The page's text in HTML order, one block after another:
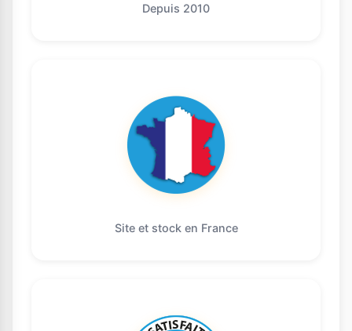
Depuis 2010
Site et stock en France